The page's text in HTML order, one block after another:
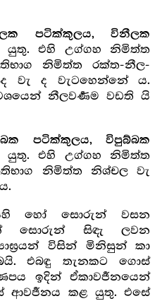
පටික්කුලය, විනීලක
එහි උග්ගහ නිමිත්ත
නිමිත්ත රක්ත-නීල-
වැ ද වැටහෙන්නේ ය.
නීලවර්‍ණම වඩති යි
පටික්කුලය, විපුබ්බක
එහි උග්ගහ නිමිත්ත
නිමිත්ත නිශ්චල වැ
හෝ සොරුන් වසන
සොරුන් සිඳැ ලවන
විසින් මිනිසුන් කා
එබඳු තැනකට ගොස්
ඉදින් ඒකාවර්‍ජනයෙන්
ආවර්‍ජනය කළ යුතු. එසේ